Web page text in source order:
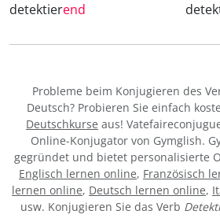
detektierend
Probleme beim Konjugieren des
Deutsch? Probieren Sie einfach
Deutschkurse aus!
Online-Konjugator von Gymglish.
gegründet und bietet personalisierte
Englisch lernen online, Französisch
lernen online, Deutsch lernen online,
usw. Konjugieren Sie das Verb